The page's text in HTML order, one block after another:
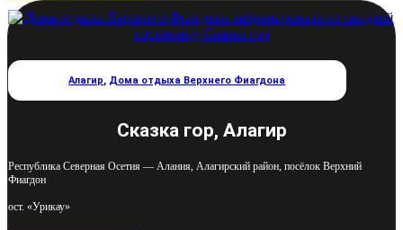
Алагир, Дома отдыха Верхнего Фиагдона
Сказка гор, Алагир
Республика Северная Осетия — Алания, Алагирский район, посёлок Верхний
Фиагдон
ост. «Урикау»